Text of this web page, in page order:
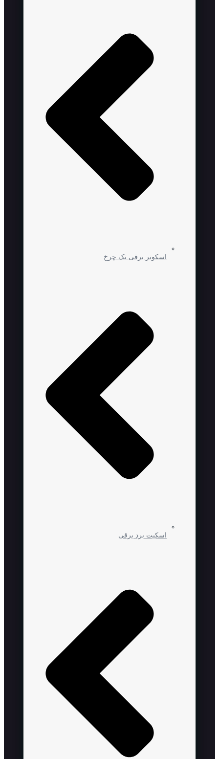
اسکوتر برقی تک چرخ
اسکیت برد برقی